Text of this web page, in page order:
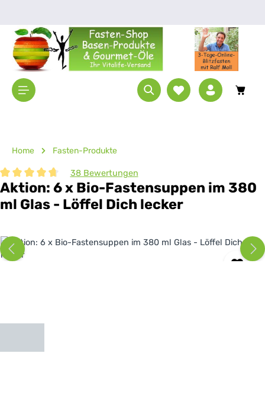
Home Fasten-Produkte
Durchschnittliche Bewertung von 4.87 von 5 Sternen
38 Bewertungen
Aktion: 6 x Bio-Fastensuppen im 380
ml Glas - Löffel Dich lecker
Bildergalerie überspringen